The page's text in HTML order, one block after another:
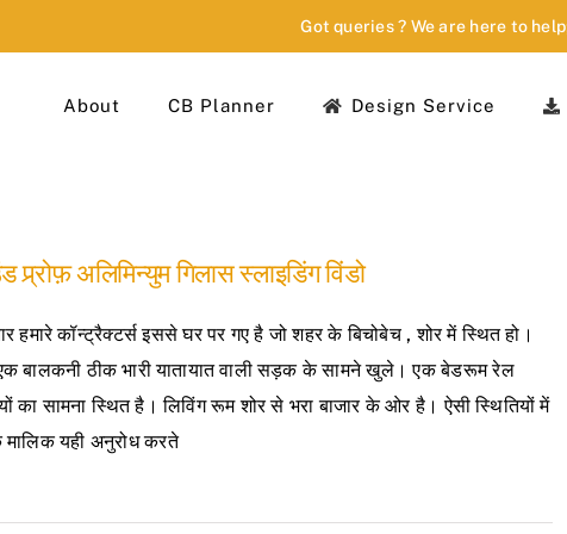
Got queries ? We are here to
About CB Planner Design Service
प्र्रोफ़ अलिमिन्युम गिलास स्लाइडिंग विंडो
हमारे कॉन्ट्रैक्टर्स इससे घर पर गए है जो शहर के बिचोबेच , शोर में स्थित हो।
बालकनी ठीक भारी यातायात वाली सड़क के सामने खुले। एक बेडरूम रेल
का सामना स्थित है। लिविंग रूम शोर से भरा बाजार के ओर है। ऐसी स्थितियों में
यही अनुरोध करते